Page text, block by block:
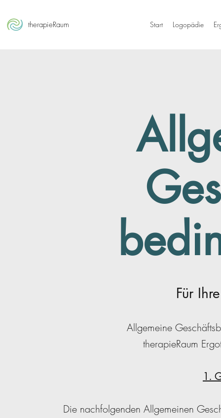
therapieRaum Start Logopädie
Für
Allgemeine
therapieRaum
1.
Die nachfolgenden Allgemeinen